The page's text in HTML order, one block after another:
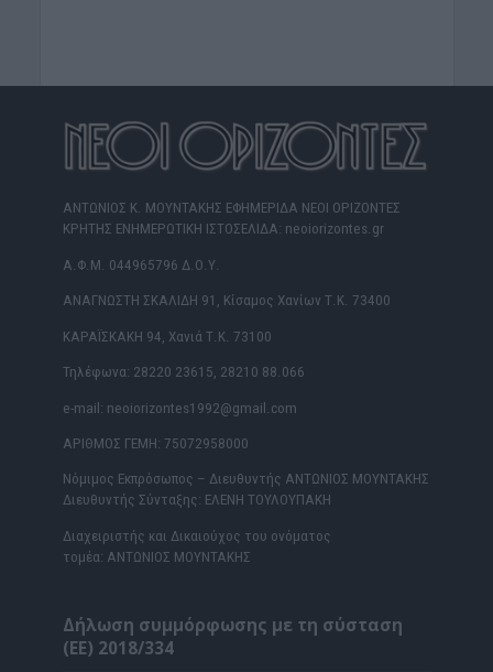
ΑΝΤΩΝΙΟΣ Κ. ΜΟΥΝΤΑΚΗΣ ΕΦΗΜΕΡΙΔΑ ΝΕΟΙ ΟΡΙΖΟΝΤΕΣ
ΚΡΗΤΗΣ ΕΝΗΜΕΡΩΤΙΚΗ ΙΣΤΟΣΕΛΙΔΑ: neoiorizontes.gr
Α.Φ.Μ. 044965796 Δ.Ο.Υ.
ΑΝΑΓΝΩΣΤΗ ΣΚΑΛΙΔΗ 91, Κίσαμος Χανίων Τ.Κ. 73400
ΚΑΡΑΪΣΚΑΚΗ 94, Χανιά Τ.Κ. 73100
Τηλέφωνα: 28220 23615, 28210 88.066
e-mail: neoiorizontes1992@gmail.com
ΑΡΙΘΜΟΣ ΓΕΜΗ: 75072958000
Νόμιμος Εκπρόσωπος – Διευθυντής ΑΝΤΩΝΙΟΣ ΜΟΥΝΤΑΚΗΣ
Διευθυντής Σύνταξης: ΕΛΕΝΗ ΤΟΥΛΟΥΠΑΚΗ
Διαχειριστής και Δικαιούχος του ονόματος
τομέα: ΑΝΤΩΝΙΟΣ ΜΟΥΝΤΑΚΗΣ
Δήλωση συμμόρφωσης με τη σύσταση
(ΕΕ) 2018/334